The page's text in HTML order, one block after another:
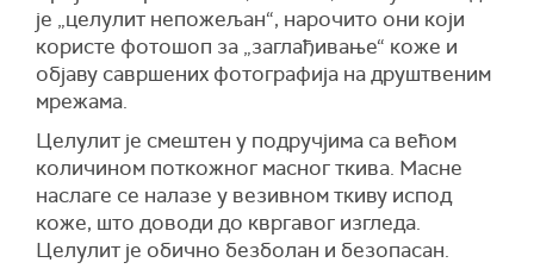
је „целулит непожељан“, нарочито они који
користе фотошоп за „заглађивање“ коже и
објаву савршених фотографија на друштвеним
мрежама.
Целулит је смештен у подручјима са већом
количином поткожног масног ткива. Масне
наслаге се налазе у везивном ткиву испод
коже, што доводи до квргавог изгледа.
Целулит је обично безболан и безопасан.